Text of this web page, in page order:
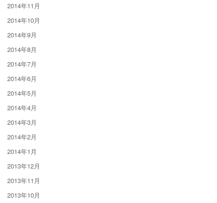
2014年11月
2014年10月
2014年9月
2014年8月
2014年7月
2014年6月
2014年5月
2014年4月
2014年3月
2014年2月
2014年1月
2013年12月
2013年11月
2013年10月